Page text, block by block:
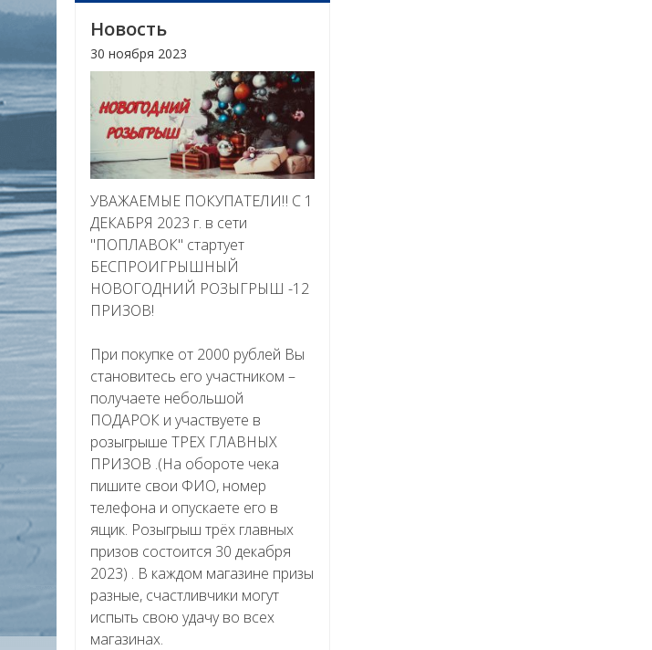
Новость
30 ноября 2023
УВАЖАЕМЫЕ ПОКУПАТЕЛИ‼ С 1
ДЕКАБРЯ 2023 г. в сети
"ПОПЛАВОК" стартует
БЕСПРОИГРЫШНЫЙ
НОВОГОДНИЙ РОЗЫГРЫШ -12
ПРИЗОВ!
При покупке от 2000 рублей Вы
становитесь его участником –
получаете небольшой
ПОДАРОК и участвуете в
розыгрыше ТРЕХ ГЛАВНЫХ
ПРИЗОВ .(На обороте чека
пишите свои ФИО, номер
телефона и опускаете его в
ящик. Розыгрыш трёх главных
призов состоится 30 декабря
2023) . В каждом магазине призы
разные, счастливчики могут
испыть свою удачу во всех
магазинах.